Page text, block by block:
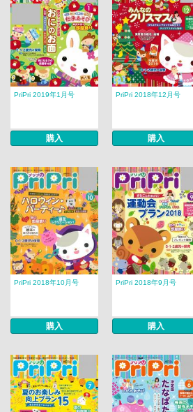
PriPri 2019年1月号
購入
PriPri 2018年12月号
購入
PriPri 2018年10月号
購入
PriPri 2018年9月号
購入